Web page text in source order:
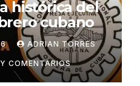
histórica del
cubano
ADRIAN TORRES
COMENTARIOS